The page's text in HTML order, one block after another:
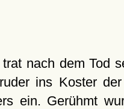
trat nach dem Tod
ins Koster der
ein. Gerühmt